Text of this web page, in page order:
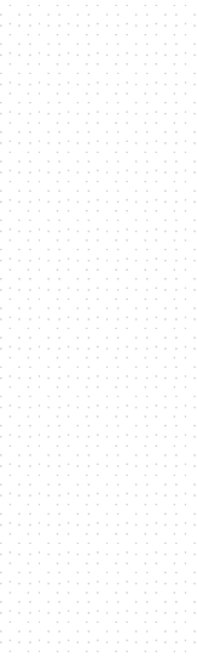
｜
3C
科
技
全
方
位
資
訊